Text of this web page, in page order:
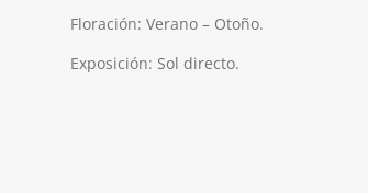
Floración: Verano – Otoño.
Exposición: Sol directo.